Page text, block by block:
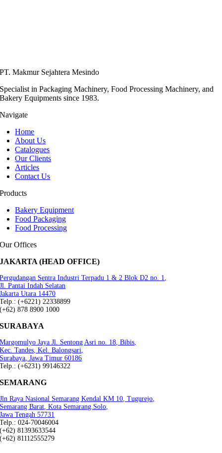
PT. Makmur Sejahtera Mesindo
Specialist in Packaging Machinery, Food Processing Machinery, and
Bakery Equipments since 1983.
Navigate
Home
About Us
Catalogues
Our Clients
Articles
Contact Us
Products
Bakery Equipment
Food Packaging
Food Processing
Our Offices
JAKARTA (HEAD OFFICE)
Pergudangan Sentra Industri Terpadu 1 & 2 Blok D2 no. 1,
Jl. Pantai Indah Selatan
Jakarta Utara 14470
Telp.: (+6221) 22338899
(+62) 878 8900 1000
SURABAYA
Margomulyo Jaya Jl. Sentong Asri no. 18, Bibis,
Kec. Tandes, Kel. Balongsari,
Surabaya, Jawa Timur 60186
Telp.: (+6231) 99146322
SEMARANG
Jln Raya Nasional Semarang Kendal KM 10, Tugurejo,
Semarang Barat, Kota Semarang.Solo,
Jawa Tengah 57731
Telp.: 024-70046004
(+62) 81393633544
(+62) 81112555279